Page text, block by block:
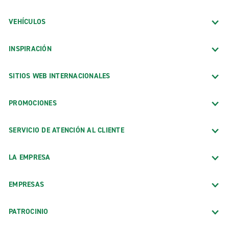
VEHÍCULOS
INSPIRACIÓN
SITIOS WEB INTERNACIONALES
PROMOCIONES
SERVICIO DE ATENCIÓN AL CLIENTE
LA EMPRESA
EMPRESAS
PATROCINIO